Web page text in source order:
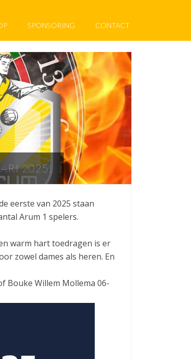
SPONSORING CONTACT
2025!
eerste van 2025 staan
Arum 1 spelers.
warm hart toedragen is er
zowel dames als heren. En
Bouke Willem Mollema 06-